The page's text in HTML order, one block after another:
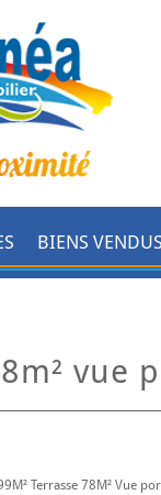
BIENS VENDUS
vue
Terrasse 78M² Vue